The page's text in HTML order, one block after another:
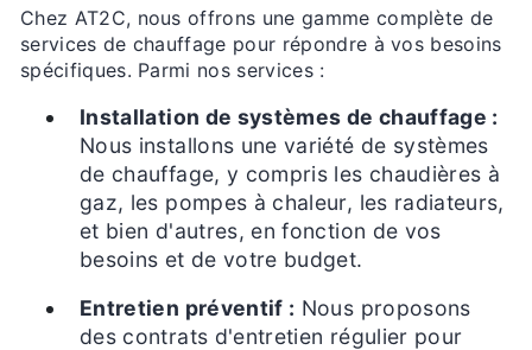
Chez AT2C, nous offrons une gamme complète de
services de chauffage pour répondre à vos besoins
spécifiques. Parmi nos services :
Installation de systèmes de chauffage :
Nous installons une variété de systèmes
de chauffage, y compris les chaudières à
gaz, les pompes à chaleur, les radiateurs,
et bien d'autres, en fonction de vos
besoins et de votre budget.
Entretien préventif : Nous proposons
des contrats d'entretien régulier pour